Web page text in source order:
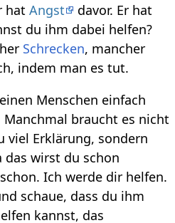
hatAngst
davor. Er hat
du ihm dabei helfen?
Schrecken, mancher
indem man es tut.
Menschen einfach
braucht es nicht
viel Erklärung, sondern
das wirst du schon
Ich werde dir helfen.
schaue, dass du ihm
kannst, das